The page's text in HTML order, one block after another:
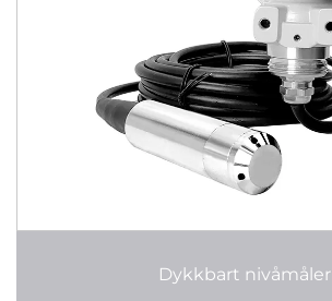
Dykkbart nivåmåler